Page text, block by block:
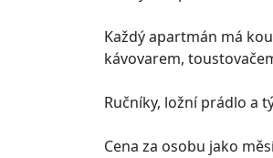
Každý apartmán má
kávovarem,
Ručníky, ložní prádlo a
Cena za osobu jako